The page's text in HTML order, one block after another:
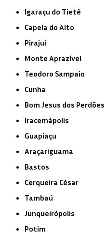
Igaraçu do Tietê
Capela do Alto
Pirajuí
Monte Aprazível
Teodoro Sampaio
Cunha
Bom Jesus dos Perdões
Iracemápolis
Guapiaçu
Araçariguama
Bastos
Cerqueira César
Tambaú
Junqueirópolis
Potim